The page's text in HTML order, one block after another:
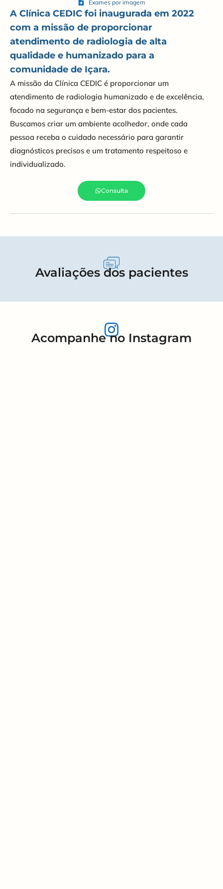
Exames por imagem
A Clínica CEDIC foi inaugurada em 2022
com a missão de proporcionar
atendimento de radiologia de alta
qualidade e humanizado para a
comunidade de Içara.
A missão da Clínica CEDIC é proporcionar um
atendimento de radiologia humanizado e de excelência,
focado na segurança e bem-estar dos pacientes.
Buscamos criar um ambiente acolhedor, onde cada
pessoa receba o cuidado necessário para garantir
diagnósticos precisos e um tratamento respeitoso e
individualizado.
Consulta
Avaliações dos pacientes
Acompanhe no Instagram